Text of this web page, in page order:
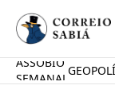
Comunidade
ASSOBIO
SEMANAL